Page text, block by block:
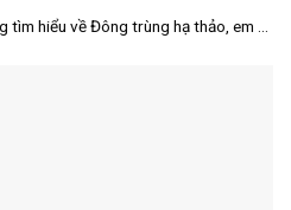
tìm hiểu về Đông trùng hạ thảo, em ...